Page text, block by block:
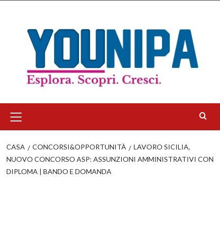
contenuto
principale
CASA CONCORSI&OPPORTUNITÀ
LAVORO SICILIA,
NUOVO CONCORSO ASP: ASSUNZIONI AMMINISTRATIVI CON
DIPLOMA | BANDO E DOMANDA